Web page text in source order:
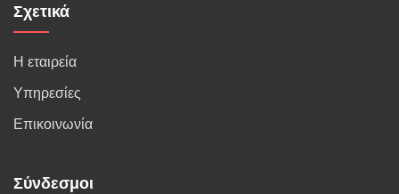
Σχετικά
Η εταιρεία
Υπηρεσίες
Επικοινωνία
Σύνδεσμοι